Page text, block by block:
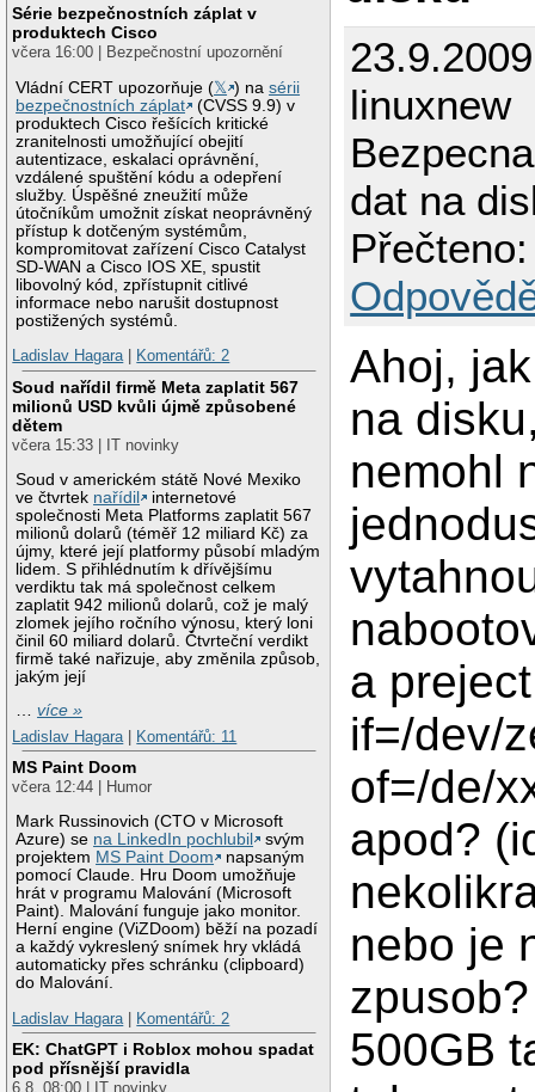
Série bezpečnostních záplat v
produktech Cisco
včera 16:00 | Bezpečnostní upozornění
Vládní CERT upozorňuje (𝕏 ) nasérii
bezpečnostních záplat
(CVSS 9.9) v
produktech Cisco řešících kritické
zranitelnosti umožňující obejití
autentizace, eskalaci oprávnění,
vzdálené spuštění kódu a odepření
služby. Úspěšné zneužití může
útočníkům umožnit získat neoprávněný
přístup k dotčeným systémům,
kompromitovat zařízení Cisco Catalyst
SD-WAN a Cisco IOS XE, spustit
libovolný kód, zpřístupnit citlivé
informace nebo narušit dostupnost
postižených systémů.
Ladislav Hagara| Komentářů: 2
Soud nařídil firmě Meta zaplatit 567
milionů USD kvůli újmě způsobené
dětem
včera 15:33 | IT novinky
Soud v americkém státě Nové Mexiko
ve čtvrtek nařídil
internetové
společnosti Meta Platforms zaplatit 567
milionů dolarů (téměř 12 miliard Kč) za
újmy, které její platformy působí mladým
lidem. S přihlédnutím k dřívějšímu
verdiktu tak má společnost celkem
zaplatit 942 milionů dolarů, což je malý
zlomek jejího ročního výnosu, který loni
činil 60 miliard dolarů. Čtvrteční verdikt
firmě také nařizuje, aby změnila způsob,
jakým její
…více »
Ladislav Hagara
Komentářů: 11
MS Paint Doom
včera 12:44 | Humor
Mark Russinovich (CTO v Microsoft
Azure) se na LinkedIn pochlubil
svým
projektem MS Paint Doom
napsaným
pomocí Claude. Hru Doom umožňuje
hrát v programu Malování (Microsoft
Paint). Malování funguje jako monitor.
Herní engine (ViZDoom) běží na pozadí
a každý vykreslený snímek hry vkládá
automaticky přes schránku (clipboard)
do Malování.
Ladislav Hagara
Komentářů: 2
EK: ChatGPT i Roblox mohou spadat
pod přísnější pravidla
6.8. 08:00 | IT novinky
linuxnew
dat na
Ahoj,
na
nemohl
a
if=/dev/
of=/de/
apod?
nebo je
500GB